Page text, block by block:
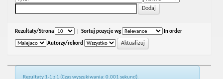
Rezultaty/Strona Sortuj pozycje wg In order
Autorzy/rekord
Rezultaty 1-1 z 1 (Czas wyszukiwania: 0.001 sekund).